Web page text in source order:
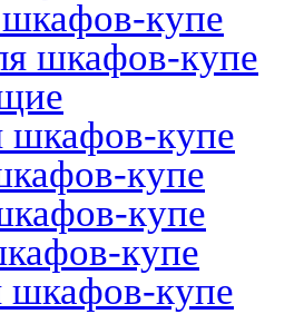
купе
шкафов-купе
шкафов-купе
купе
купе
купе
шкафов-купе